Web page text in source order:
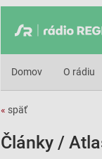
Domov O rádiu
« späť
Články /